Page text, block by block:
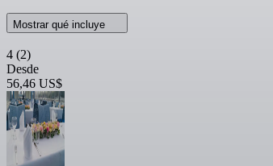
Mostrar qué incluye
4 (2)
Desde
56,46 US$